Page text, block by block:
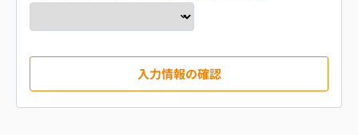
入力情報の確認